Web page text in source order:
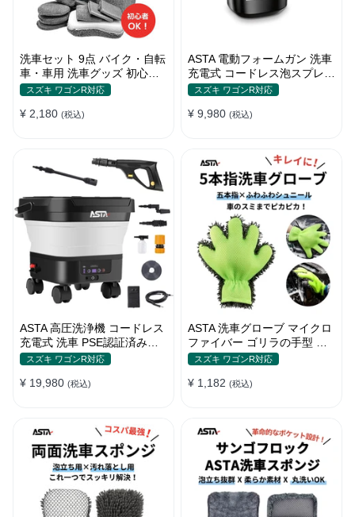
洗車セット 9点 バイク・自転
車・車用 洗車グッズ 初心者
向け 洗車ブラシ スポンジ タ
ワックス用スポンジ 高級洗車
除もOK カー用品一式
スズキ ワゴンR対応
¥ 2,180 (税込)
ASTA 電動フォームガン 洗車
充電式 コードレス泡スプレー
高圧対応 充電式フォームスプ
用 強力泡立ち (コピー)
スズキ ワゴンR対応
¥ 9,980 (税込)
ASTA 高圧洗浄機 コードレス
充電式 洗車 PSE認証済み
13Lバケツ一体型 折りたたみ
360度回転ノズル トリガーガ
キャスター付属 水道接続不要
多機能コンパクト収納
スズキ ワゴンR対応
¥ 19,980 (税込)
ASTA 洗車グローブ マイクロ
ファイバー ゴリラの手型 ス
ポンジ ボディー用 傷防止 吸
イク 洗車グッズ 掃除 手袋型
スズキ ワゴンR対応
¥ 1,182 (税込)